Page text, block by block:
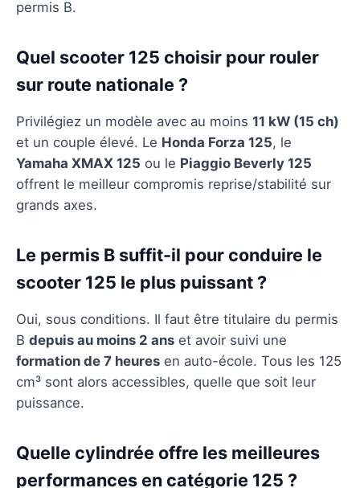
permis B.
Quel scooter 125 choisir pour rouler
sur route nationale ?
Privilégiez un modèle avec au moins 11 kW (15 ch)
et un couple élevé. Le Honda Forza 125, le
Yamaha XMAX 125 ou le Piaggio Beverly 125
offrent le meilleur compromis reprise/stabilité sur
grands axes.
Le permis B suffit-il pour conduire le
scooter 125 le plus puissant ?
Oui, sous conditions. Il faut être titulaire du permis
B depuis au moins 2 ans et avoir suivi une
formation de 7 heures en auto-école. Tous les 125
cm³ sont alors accessibles, quelle que soit leur
puissance.
Quelle cylindrée offre les meilleures
performances en catégorie 125 ?